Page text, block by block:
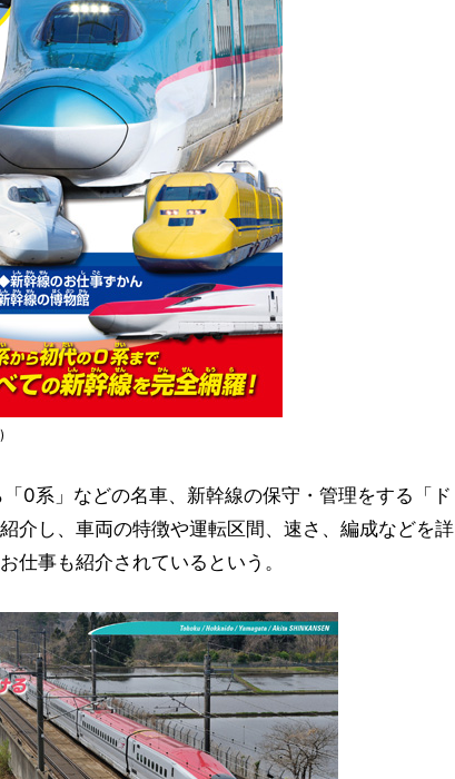
0系」などの名車、新幹線の保守・管理をする「ド
介し、車両の特徴や運転区間、速さ、編成などを詳
仕事も紹介されているという。